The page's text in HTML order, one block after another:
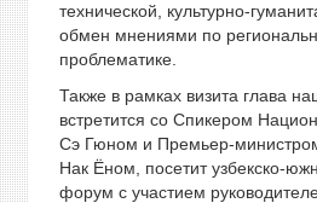
технической, культурно-
обмен мнениями по
проблематике.
Также в рамках визита глава
встретится со Спикером
Сэ Гюном и Премьер-
Нак Ёном, посетит узбекско-
форум с участием